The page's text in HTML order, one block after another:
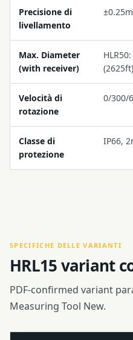
Precisione di
livellamento
Max. Diameter
(with receiver)
(2625ft)
Velocità di
rotazione
0/300/
Classe di
protezione
IP66,
SPECIFICHE DELLE VARIANTI
HRL15 variant
PDF-confirmed variant
Measuring Tool New.